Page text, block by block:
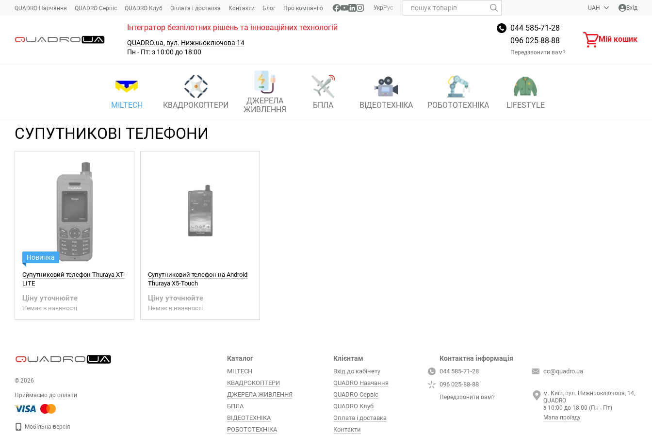
Перейти до основного контенту
QUADRO Навчання QUADRO Сервіc QUADRO Клуб Оплата і доставка Контакти Блог Про компанію Укр Рус UAH Вхід
Інтегратор безпілотних рішень та інноваційних технологій
QUADRO.ua, вул. Нижньоключова 14
Пн - Пт: з 10:00 до 18:00
044 585-71-28
096 025-88-88
Передзвонити вам?
Мій кошик
MILTECH КВАДРОКОПТЕРИ
ДЖЕРЕЛА
ЖИВЛЕННЯ
БПЛА ВІДЕОТЕХНІКА РОБОТОТЕХНІКА LIFESTYLE
СУПУТНИКОВІ ТЕЛЕФОНИ
Новинка
Супутниковий телефон Thuraya XT-
LITE
Ціну уточнюйте
Немає в наявності
Супутниковий телефон на Android
Thuraya X5-Touch
Ціну уточнюйте
Немає в наявності
© 2026
Приймаємо до оплати
Мобільна версія
Каталог
MILTECH
КВАДРОКОПТЕРИ
ДЖЕРЕЛА ЖИВЛЕННЯ
БПЛА
ВІДЕОТЕХНІКА
РОБОТОТЕХНІКА
Клієнтам
Вхід до кабінету
QUADRO Навчання
QUADRO Сервіc
QUADRO Клуб
Оплата і доставка
Контакти
Контактна інформація
044 585-71-28
096 025-88-88
Передзвонити вам?
cc@quadro.ua
м. Київ, вул. Нижньоключова, 14,
QUADRO
з 10:00 до 18:00 (Пн - Пт)
Мапа проїзду